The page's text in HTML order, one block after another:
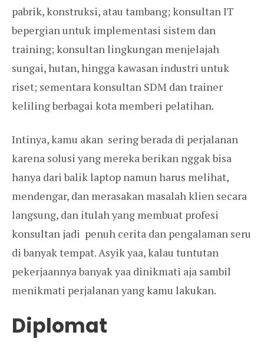
pabrik, konstruksi, atau tambang; konsultan IT
bepergian untuk implementasi sistem dan
training; konsultan lingkungan menjelajah
sungai, hutan, hingga kawasan industri untuk
riset; sementara konsultan SDM dan trainer
keliling berbagai kota memberi pelatihan.
Intinya, kamu akan sering berada di perjalanan
karena solusi yang mereka berikan nggak bisa
hanya dari balik laptop namun harus melihat,
mendengar, dan merasakan masalah klien secara
langsung, dan itulah yang membuat profesi
konsultan jadi penuh cerita dan pengalaman seru
di banyak tempat. Asyik yaa, kalau tuntutan
pekerjaannya banyak yaa dinikmati aja sambil
menikmati perjalanan yang kamu lakukan.
Diplomat